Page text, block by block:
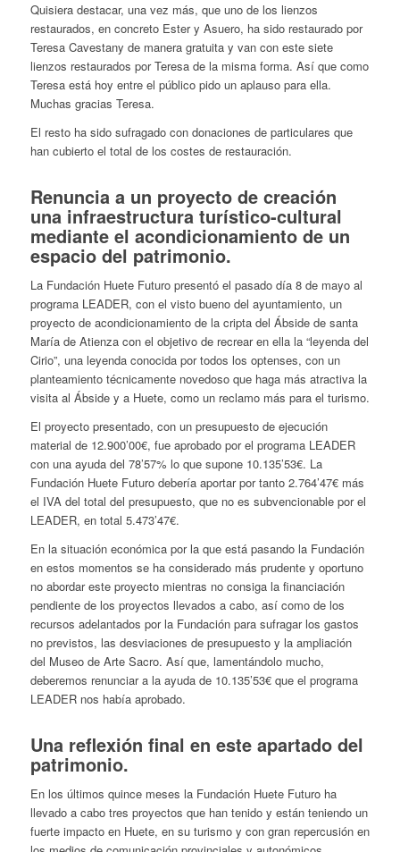
Quisiera destacar, una vez más, que uno de los lienzos
restaurados, en concreto Ester y Asuero, ha sido restaurado por
Teresa Cavestany de manera gratuita y van con este siete
lienzos restaurados por Teresa de la misma forma. Así que como
Teresa está hoy entre el público pido un aplauso para ella.
Muchas gracias Teresa.
El resto ha sido sufragado con donaciones de particulares que
han cubierto el total de los costes de restauración.
Renuncia a un proyecto de creación
una infraestructura turístico-cultural
mediante el acondicionamiento de un
espacio del patrimonio.
La Fundación Huete Futuro presentó el pasado día 8 de mayo al
programa LEADER, con el visto bueno del ayuntamiento, un
proyecto de acondicionamiento de la cripta del Ábside de santa
María de Atienza con el objetivo de recrear en ella la “leyenda del
Cirio”, una leyenda conocida por todos los optenses, con un
planteamiento técnicamente novedoso que haga más atractiva la
visita al Ábside y a Huete, como un reclamo más para el turismo.
El proyecto presentado, con un presupuesto de ejecución
material de 12.900’00€, fue aprobado por el programa LEADER
con una ayuda del 78’57% lo que supone 10.135’53€. La
Fundación Huete Futuro debería aportar por tanto 2.764’47€ más
el IVA del total del presupuesto, que no es subvencionable por el
LEADER, en total 5.473’47€.
En la situación económica por la que está pasando la Fundación
en estos momentos se ha considerado más prudente y oportuno
no abordar este proyecto mientras no consiga la financiación
pendiente de los proyectos llevados a cabo, así como de los
recursos adelantados por la Fundación para sufragar los gastos
no previstos, las desviaciones de presupuesto y la ampliación
del Museo de Arte Sacro. Así que, lamentándolo mucho,
deberemos renunciar a la ayuda de 10.135’53€ que el programa
LEADER nos había aprobado.
Una reflexión final en este apartado del
patrimonio.
En los últimos quince meses la Fundación Huete Futuro ha
llevado a cabo tres proyectos que han tenido y están teniendo un
fuerte impacto en Huete, en su turismo y con gran repercusión en